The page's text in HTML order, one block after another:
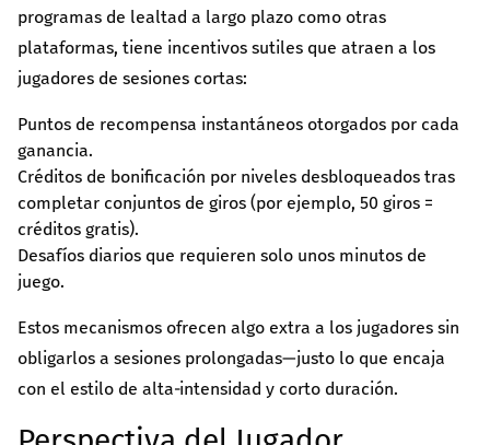
programas de lealtad a largo plazo como otras
plataformas, tiene incentivos sutiles que atraen a los
jugadores de sesiones cortas:
Puntos de recompensa instantáneos otorgados por cada
ganancia.
Créditos de bonificación por niveles desbloqueados tras
completar conjuntos de giros (por ejemplo, 50 giros =
créditos gratis).
Desafíos diarios que requieren solo unos minutos de
juego.
Estos mecanismos ofrecen algo extra a los jugadores sin
obligarlos a sesiones prolongadas—justo lo que encaja
con el estilo de alta‑intensidad y corto duración.